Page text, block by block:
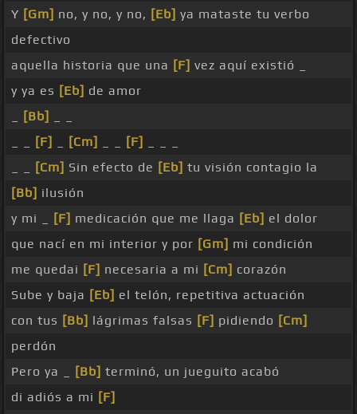
Y [Gm] no, y no, y no, [Eb] ya mataste tu verbo
defectivo
aquella historia que una [F] vez aquí existió _
y ya es [Eb] de amor
[Bb]
[F] [Cm] [F]
[Cm] Sin efecto de [Eb] tu visión contagio la
[Bb] ilusión
y mi _
[F] medicación que me llaga [Eb] el dolor
que nací en mi interior y por [Gm] mi condición
me quedai [F] necesaria a mi [Cm] corazón
Sube y baja [Eb] el telón, repetitiva actuación
con tus [Bb] lágrimas falsas [F] pidiendo [Cm]
perdón
Pero ya _
[Bb] terminó, un jueguito acabó
di adiós a mi [F]